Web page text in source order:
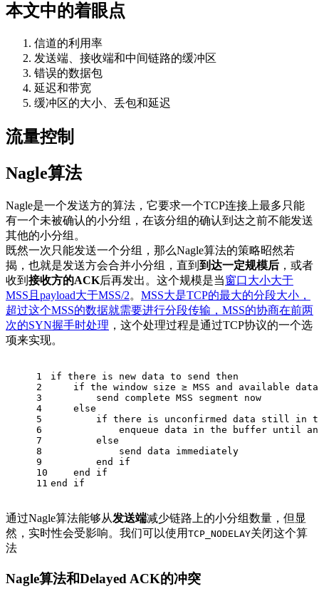
本文中的着眼点
信道的利用率
发送端、接收端和中间链路的缓冲区
错误的数据包
延迟和带宽
缓冲区的大小、丢包和延迟
流量控制
Nagle算法
Nagle是一个发送方的算法，它要求一个TCP连接上最多只能
有一个未被确认的小分组，在该分组的确认到达之前不能发送
其他的小分组。
既然一次只能发送一个分组，那么Nagle算法的策略昭然若
揭，也就是发送方会合并小分组，直到 到达一定规模后 ，或者
收到 接收方的ACK后再发出。这个规模是当窗口大小大于
MSS且payload大于MSS/2。 MSS大是TCP的最大的分段大小，
超过这个MSS的数据就需要进行分段传输，MSS的协商在前两
次的SYN握手时处理 ，这个处理过程是通过TCP协议的一个选
项来实现。
1
2
3
4
5
6
7
8
9
10
11
if there is new data to send then
if the window size ≥ MSS and available
        send complete MSS segment now
    else
if there is unconfirmed data still in
enqueue data in the buffer until
        else
            send data immediately
        end if
    end if
end if
通过Nagle算法能够从发送端减少链路上的小分组数量，但显
然，实时性会受影响。我们可以使用 TCP_NODELAY关闭这个算
法
Nagle算法和Delayed ACK的冲突